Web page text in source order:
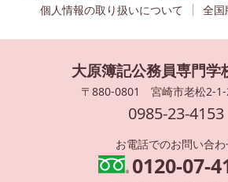
個人情報の取り扱いについて
全国
大原簿記公務員専門学
〒880-0801 宮崎市老松2-
0985-23-4153
お電話でのお問い合
0120-07-